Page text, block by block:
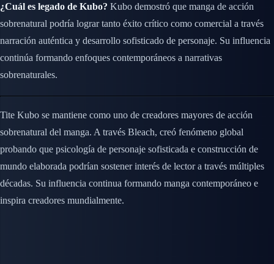
¿Cuál es legado de Kubo? Kubo demostró que manga de acción
sobrenatural podría lograr tanto éxito crítico como comercial a través
narración auténtica y desarrollo sofisticado de personaje. Su influencia
continúa formando enfoques contemporáneos a narrativas
sobrenaturales.
Tite Kubo se mantiene como uno de creadores mayores de acción
sobrenatural del manga. A través Bleach, creó fenómeno global
probando que psicología de personaje sofisticada e construcción de
mundo elaborada podrían sostener interés de lector a través múltiples
décadas. Su influencia continua formando manga contemporáneo e
inspira creadores mundialmente.